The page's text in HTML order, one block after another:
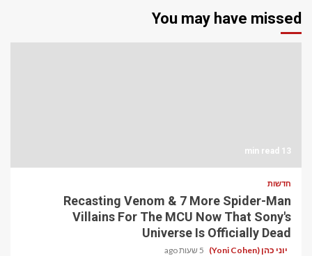
You may have missed
13 min read
חדשות
Recasting Venom & 7 More Spider-Man
Villains For The MCU Now That Sony's
Universe Is Officially Dead
יוני כהן (Yoni Cohen) 5 שעות ago